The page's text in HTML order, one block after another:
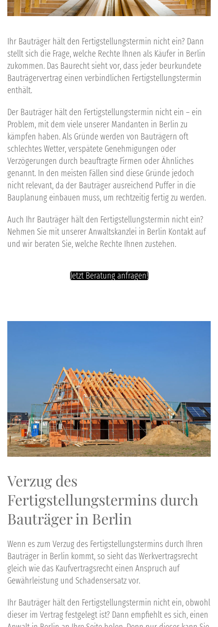
Ihr Bauträger hält den Fertigstellungstermin nicht ein? Dann
stellt sich die Frage, welche Rechte Ihnen als Käufer in Berlin
zukommen. Das Baurechtsieht vor, dass jeder beurkundete
Bauträgervertrag einen verbindlichen Fertigstellungstermin
enthält.
Der Bauträger hält den Fertigstellungstermin nicht ein – ein
Problem, mit dem viele unserer Mandanten in Berlin zu
kämpfen haben. Als Gründe werden von Bauträgern oft
schlechtes Wetter, verspätete Genehmigungen oder
Verzögerungen durch beauftragte Firmen oder Ähnliches
genannt. In den meisten Fällen sind diese Gründe jedoch
nicht relevant, da der Bauträger ausreichend Puffer in die
Bauplanung einbauen muss, um rechtzeitig fertig zu werden.
Auch Ihr Bauträger hält den Fertigstellungstermin nicht ein?
Nehmen Sie mit unserer Anwaltskanzlei in Berlin Kontakt auf
und wir beraten Sie, welche Rechte Ihnen zustehen.
Jetzt Beratung anfragen!
Verzug des
Fertigstellungstermins durch
Bauträgerin Berlin
Wenn es zum Verzug des Fertigstellungstermins durch Ihren
Bauträger in Berlin kommt, so sieht dasWerkvertragsrecht
gleich wie das Kaufvertragsrecht einen Anspruch auf
Gewährleistung und Schadensersatz vor.
Ihr Bauträger hält den Fertigstellungstermin nicht ein, obwohl
dieser im Vertrag festgelegt ist? Dann empfiehlt es sich, einen